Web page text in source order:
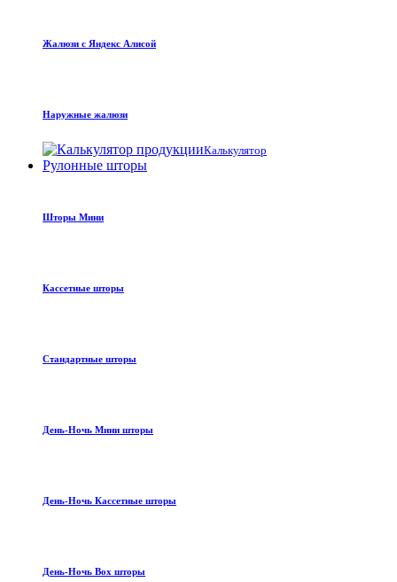
Жалюзи с Яндекс Алисой
Наружные жалюзи
Калькулятор
Рулонные шторы
Шторы Мини
Кассетные шторы
Стандартные шторы
День-Ночь Мини шторы
День-Ночь Кассетные шторы
День-Ночь Box шторы